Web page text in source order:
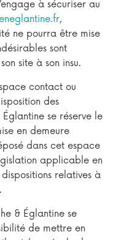
à sécuriser au
,
ne pourra être mise
sont
site à son insu.
contact ou
des
se réserve le
en demeure
dans cet espace
applicable en
relatives à
& Églantine se
de mettre en